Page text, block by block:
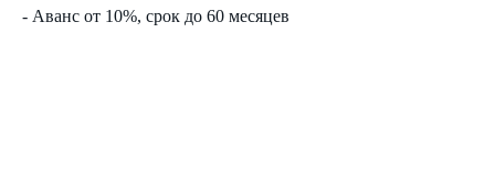
- Аванс от 10%, срок до 60 месяцев